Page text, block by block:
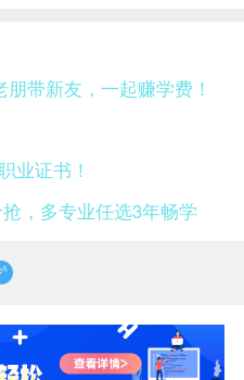
带新友，一起赚学费！
业证书！
，多专业任选3年畅学